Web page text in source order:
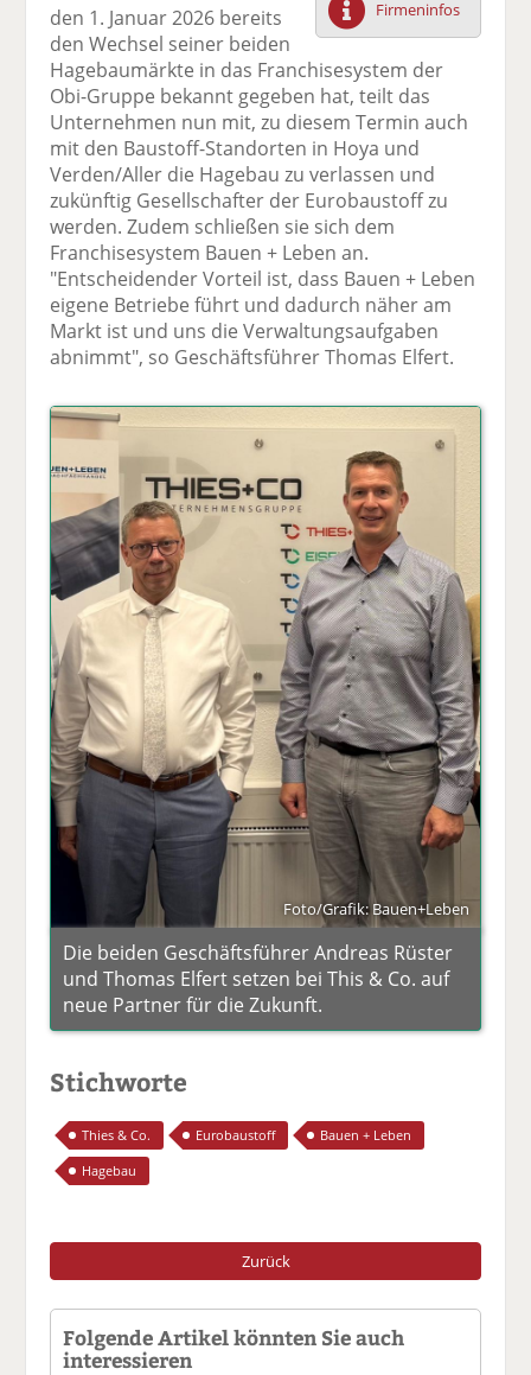
F
ac
e
b
o
o
k
te
il
e
n
tt
er
n
Li
n
k
e
di
n
te
il
E
m
ai
v
se
n
n
ck
e
Firmeninfos
den 1. Januar 2026 bereits
den Wechsel seiner beiden
Hagebaumärkte in das Franchisesystem der
Obi-Gruppe bekannt gegeben hat, teilt das
Unternehmen nun mit, zu diesem Termin auch
mit den Baustoff-Standorten in Hoya und
Verden/Aller die Hagebau zu verlassen und
zukünftig Gesellschafter der Eurobaustoff zu
werden. Zudem schließen sie sich dem
Franchisesystem Bauen + Leben an.
"Entscheidender Vorteil ist, dass Bauen + Leben
eigene Betriebe führt und dadurch näher am
Markt ist und uns die Verwaltungsaufgaben
abnimmt", so Geschäftsführer Thomas Elfert.
Foto/Grafik: Bauen+Leben
Die beiden Geschäftsführer Andreas Rüster
und Thomas Elfert setzen bei This & Co. auf
neue Partner für die Zukunft.
Stichworte
Thies & Co. Eurobaustoff
Bauen + Leben
Hagebau
Zurück
Folgende Artikel könnten Sie auch
interessieren